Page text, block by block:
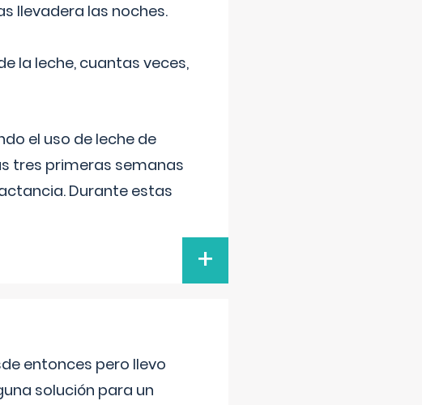
llevadera las noches.
la leche, cuantas veces,
el uso de leche de
tres primeras semanas
Durante estas
+
entonces pero llevo
solución para un